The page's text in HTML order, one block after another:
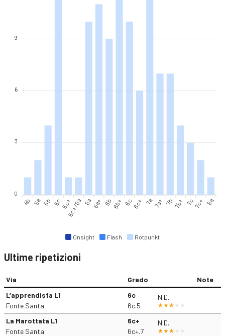
Onsight Flash Rotpunkt
9
6
3
0
4b 5a 5b 5c 5c+5c+/6a 6a 6a+ 6b 6b+ 6c 6c+ 7a 7a+ 7b 7b+ 7c 7c+ 8a
Ultime ripetizioni
Via Grado
Note
L’apprendista L1
Fonte Santa
6c
6c.5
N.D.
La Marottata L1
Fonte Santa
6c+
6c+.7
N.D.